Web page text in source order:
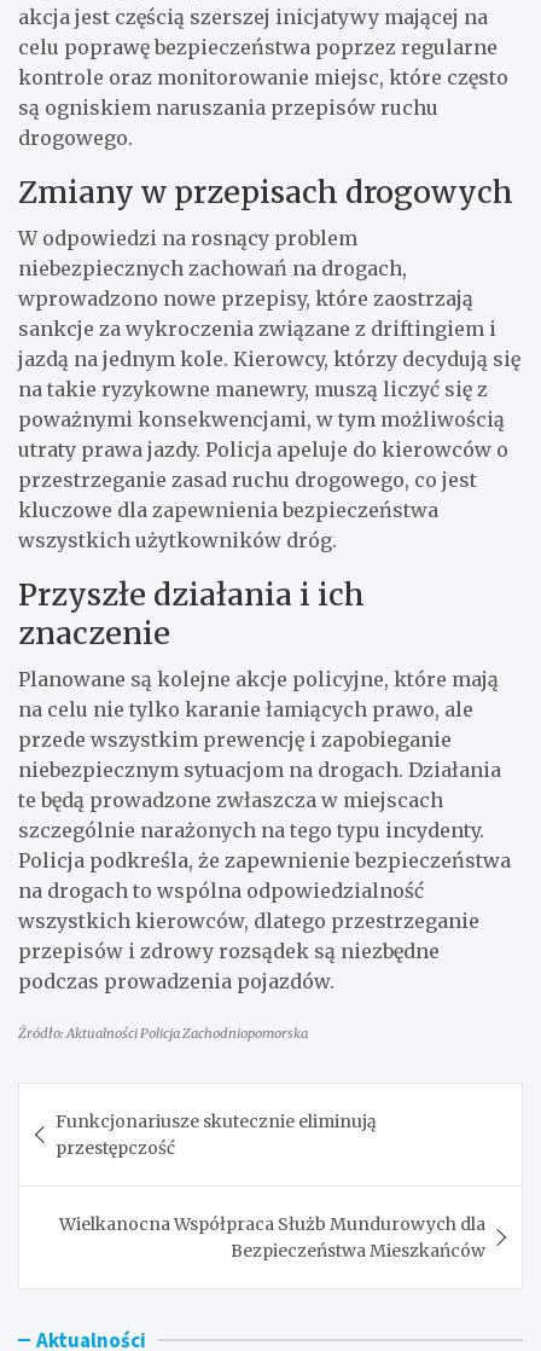
akcja jest częścią szerszej inicjatywy mającej na
celu poprawę bezpieczeństwa poprzez regularne
kontrole oraz monitorowanie miejsc, które często
są ogniskiem naruszania przepisów ruchu
drogowego.
Zmiany w przepisach drogowych
W odpowiedzi na rosnący problem
niebezpiecznych zachowań na drogach,
wprowadzono nowe przepisy, które zaostrzają
sankcje za wykroczenia związane z driftingiem i
jazdą na jednym kole. Kierowcy, którzy decydują się
na takie ryzykowne manewry, muszą liczyć się z
poważnymi konsekwencjami, w tym możliwością
utraty prawa jazdy. Policja apeluje do kierowców o
przestrzeganie zasad ruchu drogowego, co jest
kluczowe dla zapewnienia bezpieczeństwa
wszystkich użytkowników dróg.
Przyszłe działania i ich
znaczenie
Planowane są kolejne akcje policyjne, które mają
na celu nie tylko karanie łamiących prawo, ale
przede wszystkim prewencję i zapobieganie
niebezpiecznym sytuacjom na drogach. Działania
te będą prowadzone zwłaszcza w miejscach
szczególnie narażonych na tego typu incydenty.
Policja podkreśla, że zapewnienie bezpieczeństwa
na drogach to wspólna odpowiedzialność
wszystkich kierowców, dlatego przestrzeganie
przepisów i zdrowy rozsądek są niezbędne
podczas prowadzenia pojazdów.
Źródło: Aktualności Policja Zachodniopomorska
wpisu
Funkcjonariusze skutecznie eliminują
przestępczość
Wielkanocna Współpraca Służb Mundurowych dla
Bezpieczeństwa Mieszkańców
Aktualności